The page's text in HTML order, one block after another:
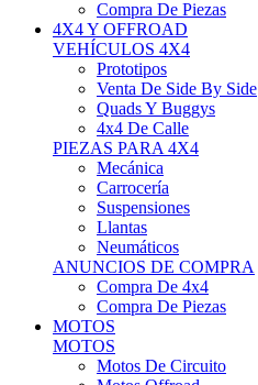
Compra De Piezas
4X4 Y OFFROAD
VEHÍCULOS 4X4
Prototipos
Venta De Side By Side
Quads Y Buggys
4x4 De Calle
PIEZAS PARA 4X4
Mecánica
Carrocería
Suspensiones
Llantas
Neumáticos
ANUNCIOS DE COMPRA
Compra De 4x4
Compra De Piezas
MOTOS
MOTOS
Motos De Circuito